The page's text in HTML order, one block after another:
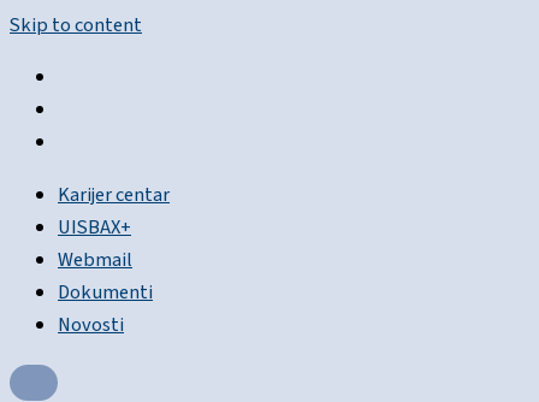
Skip to content
Karijer centar
UISBAX+
Webmail
Dokumenti
Novosti